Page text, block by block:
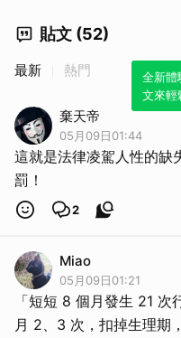
貼文 (52)
全新體
文來輕
最新 熱門
棄天帝
05月09日01:44
這就是法律凌駕人性的缺
罰！
2
Miao
05月09日01:21
「短短 8 個月發生 21
月 2、3 次，扣掉生理期